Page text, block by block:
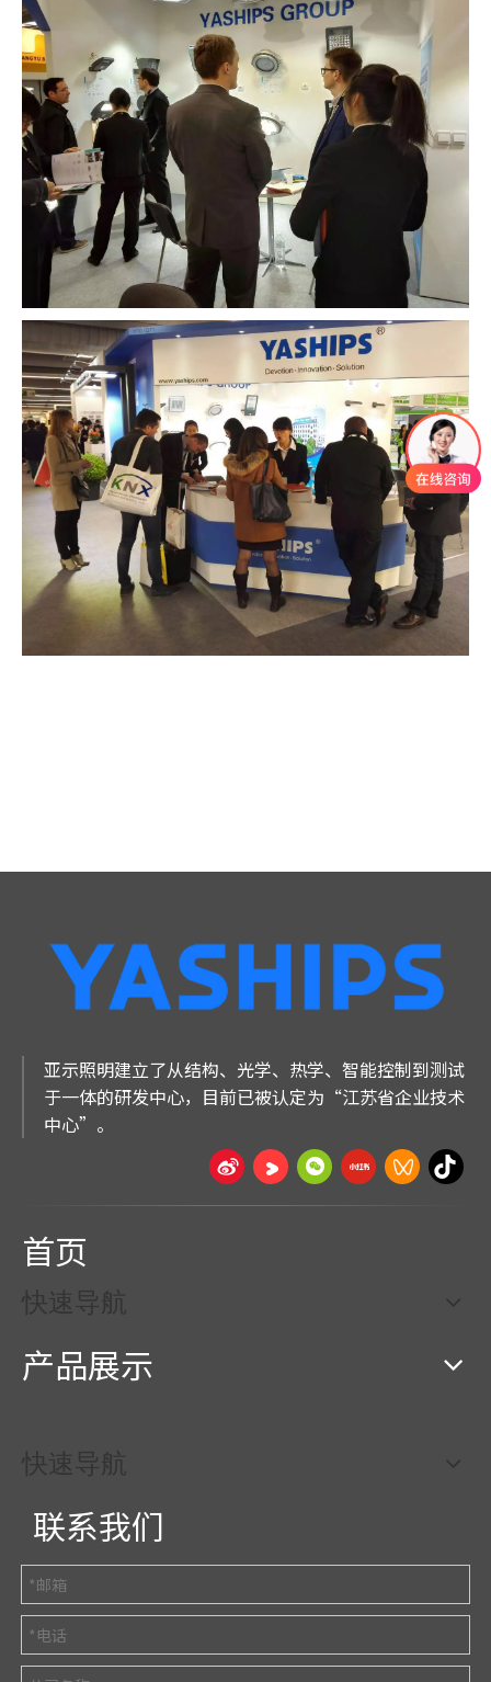
亚示照明建立了从结构、光学、热学、智能控制到测试
于一体的研发中心，目前已被认定为“江苏省企业技术
中心”。
首页
快速导航
产品展示
快速导航
联系我们